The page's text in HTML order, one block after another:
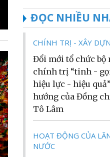
ĐỌC NHIỀU
CHÍNH TRỊ - XÂY
Đổi mới tổ chức bộ
chính trị “tinh -
hiệu lực - hiệu
hướng của Đồng
Tô Lâm
HOẠT ĐỘNG CỦA
NƯỚC